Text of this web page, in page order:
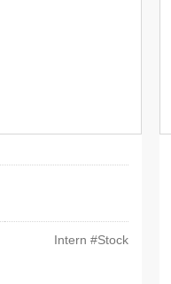
Intern #Stock